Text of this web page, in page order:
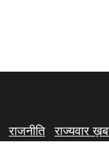
राजनीति राज्यवार